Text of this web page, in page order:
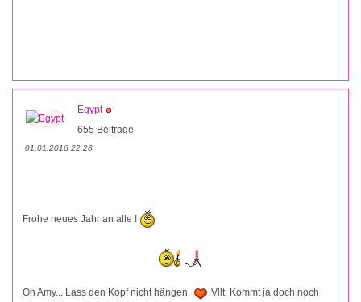
Egypt
655 Beiträge
01.01.2016 22:28
Frohe neues Jahr an alle !
Oh Amy... Lass den Kopf nicht hängen.
Vllt. Kommt ja doch noch